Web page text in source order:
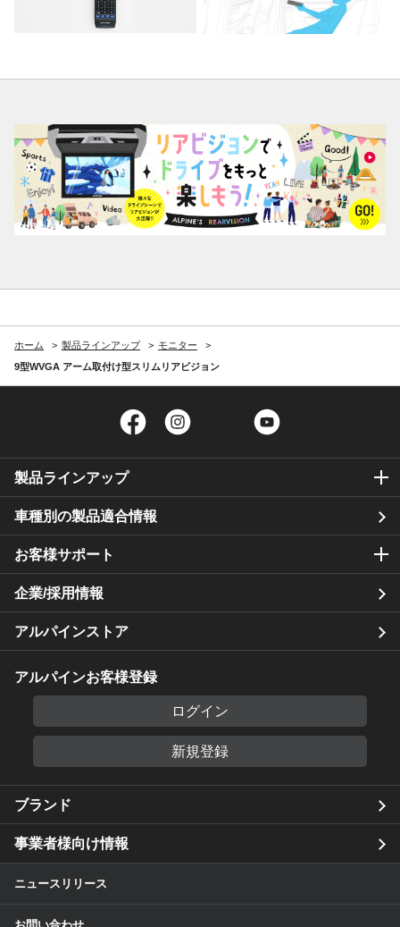
ホーム 製品ラインアップ
モニター
9型WVGA アーム取付け型スリムリアビジョン
Facebook Twitter
製品ラインアップ
車種別の製品適合情報
お客様サポート
企業/採用情報
アルパインストア
アルパインお客様登録
ログイン
新規登録
ブランド
事業者様向け情報
ニュースリリース